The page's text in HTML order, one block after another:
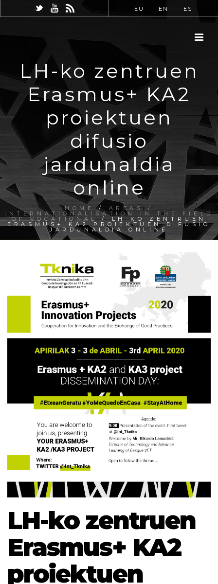
EU EN ES
LH-ko zentruen
Erasmus+ KA2
proiektuen
difusio
jardunaldia
online
HOME / AREAS /
INTERNATIONALISATION IN THE FIELD
OF VOCATIONAL / LH-KO ZENTRUEN
ERASMUS+ KA2 PROIEKTUEN DIFUSIO
JARDUNALDIA ONLINE
LH-ko zentruen
Erasmus+ KA2
proiektuen